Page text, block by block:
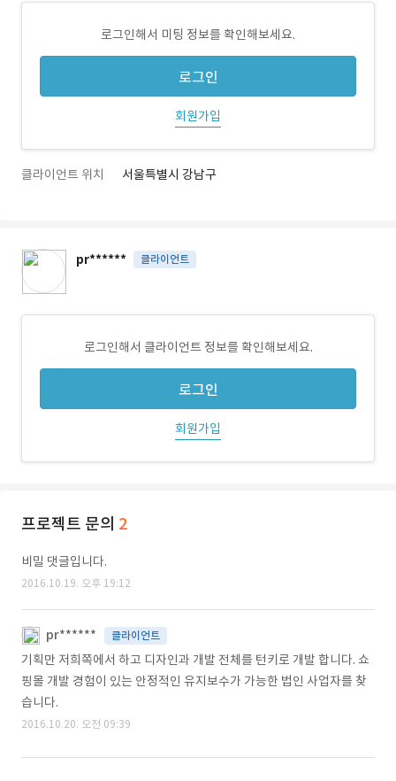
로그인해서 미팅 정보를 확인해보세요.
로그인
회원가입
클라이언트 위치 서울특별시 강남구
pr****** 클라이언트
로그인해서 클라이언트 정보를 확인해보세요.
로그인
회원가입
프로젝트 문의 2
비밀 댓글입니다.
2016.10.19. 오후 19:12
pr****** 클라이언트
기획만 저희쪽에서 하고 디자인과 개발 전체를 턴키로 개발 합니다. 쇼
핑몰 개발 경험이 있는 안정적인 유지보수가 가능한 법인 사업자를 찾
습니다.
2016.10.20. 오전 09:39